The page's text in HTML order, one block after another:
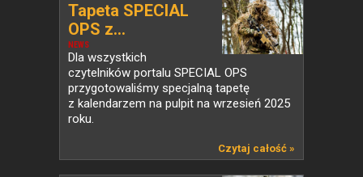
NEWS
Tapeta SPECIAL
OPS z...
Dla wszystkich
czytelników portalu SPECIAL OPS
przygotowaliśmy specjalną tapetę
z kalendarzem na pulpit na wrzesień 2025
roku.
Czytaj całość »